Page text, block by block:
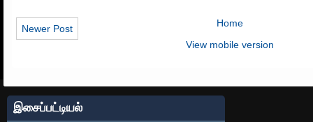
Newer Post
Home
View mobile version
இசைப்பட்டியல்